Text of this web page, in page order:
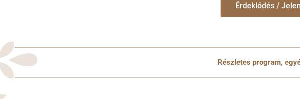
Érdeklődés /
Részletes program,